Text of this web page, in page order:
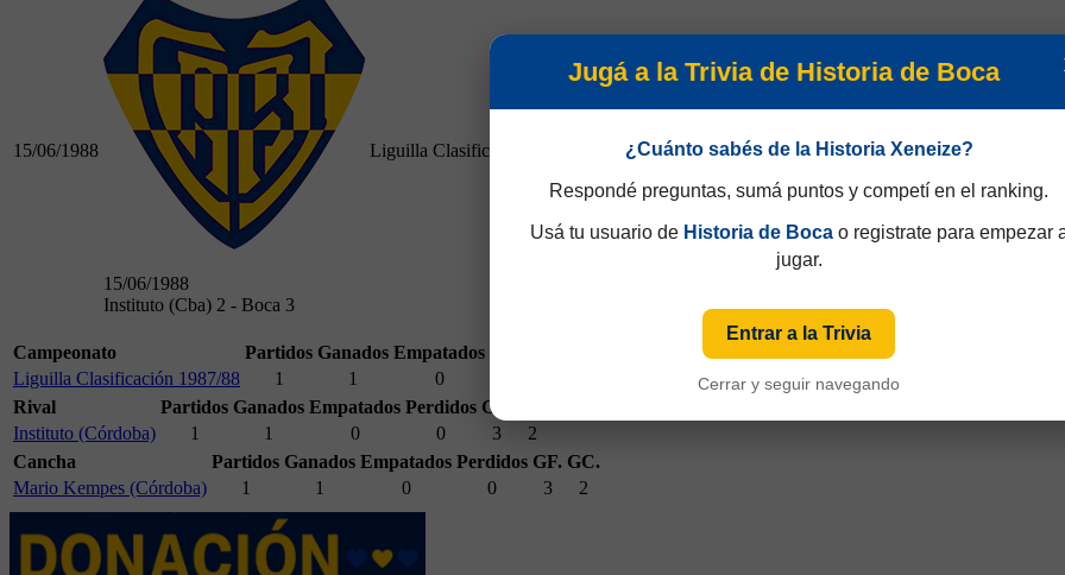
15/06/1988
15/06/1988
Instituto (Cba) 2 - Boca 3
Liguilla Clasificación 1987/88
Campeonato Partidos Ganados Empatados
Liguilla Clasificación 1987/88
1 1 0
Rival
Partidos Ganados Empatados Perdidos GF.
Instituto (Córdoba)
1 1 0 0 3
2
Cancha
Partidos Ganados Empatados Perdidos GF. GC.
Mario Kempes (Córdoba)
1 1 0 0 3 2
Jugá a la Trivia de Historia de Boca
¿Cuánto sabés de la Historia Xeneize?
Respondé preguntas, sumá puntos y competí en el ranking.
Usá tu usuario de Historia de Bocao registrate para empezar
jugar.
Entrar a la Trivia
Cerrar y seguir navegando